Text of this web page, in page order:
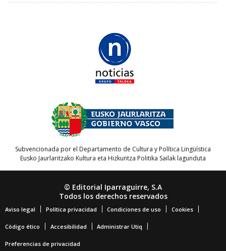
Subvencionada por el Departamento de Cultura y Política Lingüística
Eusko Jaurlaritzako Kultura eta Hizkuntza Politika Sailak lagunduta
© Editorial Iparraguirre, S.A
Todos los derechos reservados
Aviso legal Política privacidad Condiciones de uso Cookies
Código ético Accesibilidad Administrar Utiq
Preferencias de privacidad